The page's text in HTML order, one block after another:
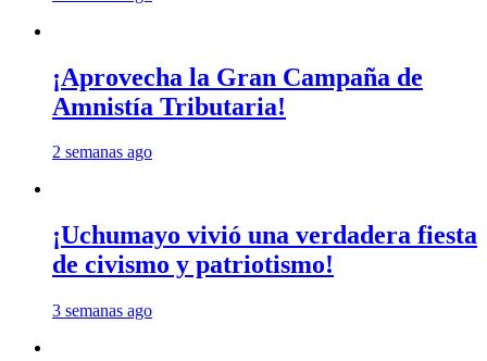
¡Aprovecha la Gran Campaña de
Amnistía Tributaria!
2 semanas ago
¡Uchumayo vivió una verdadera fiesta
de civismo y patriotismo!
3 semanas ago